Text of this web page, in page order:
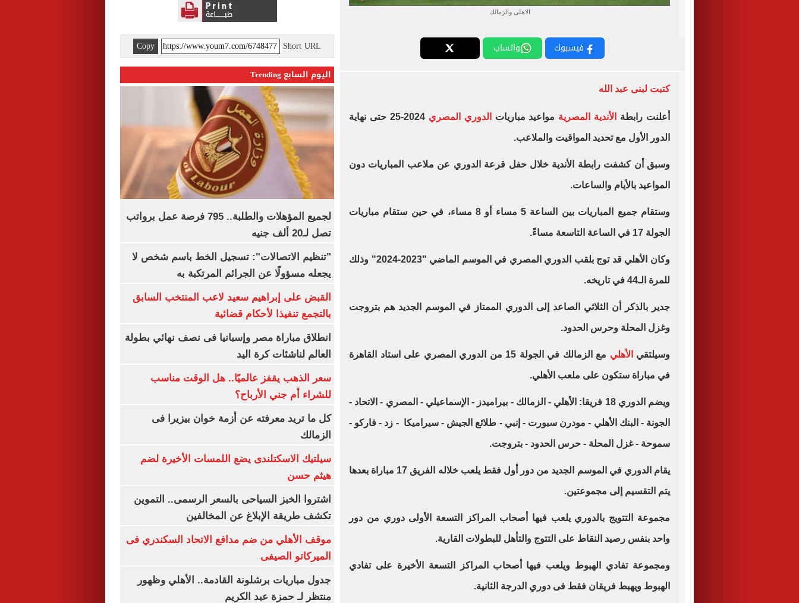
الاهلى والزمالك
فيسبوك واتساب
كتبت لبنى عبد الله
أعلنت رابطة الأندية المصرية مواعيد مباريات الدوري المصري 2024-25 حتى نهاية
الدور الأول مع تحديد المواقيت والملاعب.
وسبق أن كشفت رابطة الأندية خلال حفل قرعة الدوري عن ملاعب المباريات دون
المواعيد بالأيام والساعات.
وستقام جميع المباريات بين الساعة 5 مساء أو 8 مساء، في حين ستقام مباريات
الجولة 17 في الساعة التاسعة مساءً.
وكان الأهلي قد توج بلقب الدوري المصري في الموسم الماضي "2023-2024" وذلك
للمرة الـ44 في تاريخه.
جدير بالذكر أن الثلاثي الصاعد إلى الدوري الممتاز في الموسم الجديد هم بتروجت
وغزل المحلة وحرس الحدود.
وسيلتقي الأهلي مع الزمالك في الجولة 15 من الدوري المصري على استاد القاهرة
في مباراة ستكون على ملعب الأهلي.
ويضم الدوري 18 فريقا: الأهلي - الزمالك - بيراميدز - الإسماعيلي - المصري - الاتحاد -
الجونة - البنك الأهلي - مودرن سبورت - إنبي - طلائع الجيش - سيراميكا - زد - فاركو -
سموحة - غزل المحلة - حرس الحدود - بتروجت.
يقام الدوري في الموسم الجديد من دور أول فقط يلعب خلاله الفريق 17 مباراة بعدها
يتم التقسيم إلى مجموعتين.
مجموعة التتويج بالدوري يلعب فيها أصحاب المراكز التسعة الأولى دوري من دور
واحد بنفس رصيد النقاط على التتوج والتأهل للبطولات القارية.
ومجموعة تفادي الهبوط ويلعب فيها أصحاب المراكز التسعة الأخيرة على تفادي
الهبوط ويهبط فريقان فقط فى دوري الدرجة الثانية.
Short URL
Copy
اليوم السابع Trending
لجميع المؤهلات والطلبة.. 795 فرصة عمل برواتب
تصل لـ20 ألف جنيه
"تنظيم الاتصالات": تسجيل الخط باسم شخص لا
يجعله مسؤولًا عن الجرائم المرتكبة به
القبض على إبراهيم سعيد لاعب المنتخب السابق
بالتجمع تنفيذا لأحكام قضائية
انطلاق مباراة مصر وإسبانيا فى نصف نهائي بطولة
العالم لناشئات كرة اليد
سعر الذهب يقفز عالميًا.. هل الوقت مناسب
للشراء أم جني الأرباح؟
كل ما تريد معرفته عن أزمة خوان بيزيرا فى
الزمالك
سيلتيك الاسكتلندى يضع اللمسات الأخيرة لضم
هيثم حسن
اشتروا الخبز السياحى بالسعر الرسمى.. التموين
تكشف طريقة الإبلاغ عن المخالفين
موقف الأهلي من ضم مدافع الاتحاد السكندري فى
الميركاتو الصيفى
جدول مباريات برشلونة القادمة.. الأهلي وظهور
منتظر لـ حمزة عبد الكريم